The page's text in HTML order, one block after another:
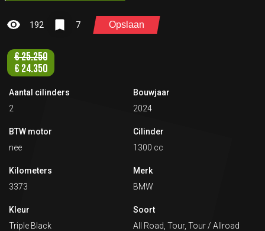
192 7 Opslaan
€25.250
€ 24.350
Aantal cilinders
2
Bouwjaar
2024
BTW motor
nee
Cilinder
1300 cc
Kilometers
3373
Merk
BMW
Kleur
Triple Black
Soort
All Road, Tour, Tour / Allroad